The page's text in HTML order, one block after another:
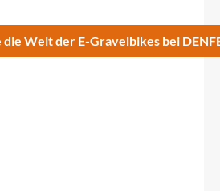
die Welt der E-Gravelbikes bei